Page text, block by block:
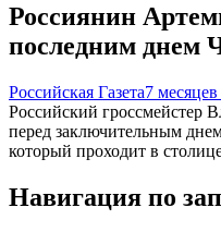
Россиянин
последним днем
Российская Газета7 месяцев
Российский гроссмейстер
перед заключительным
который проходит в
Навигация по